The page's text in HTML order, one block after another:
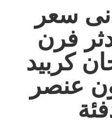
سعر
فرن
كربيد
عنصر